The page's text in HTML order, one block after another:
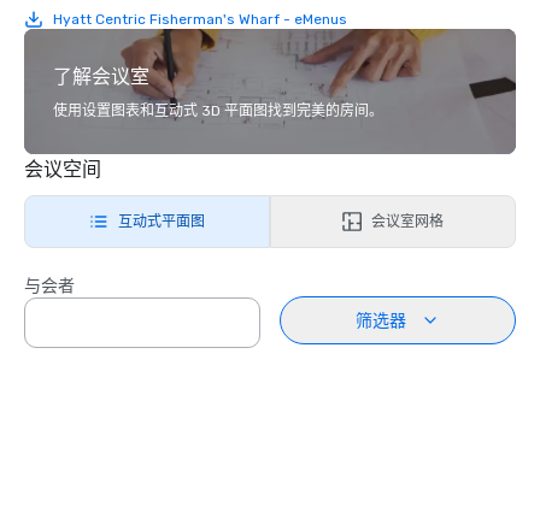
Hyatt Centric Fisherman's Wharf - eMenus
了解会议室
使用设置图表和互动式 3D 平面图找到完美的房间。
会议空间
互动式平面图 会议室网格
与会者
筛选器